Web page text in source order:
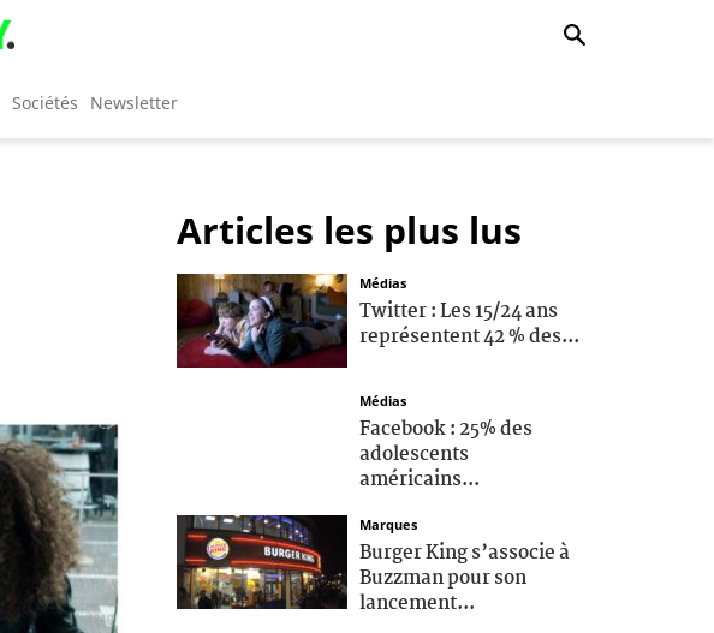
Sociétés Newsletter
Articles les plus lus
Médias
Twitter : Les 15/24 ans
représentent 42 % des...
Médias
Facebook : 25% des
adolescents
américains...
Marques
Burger King s’associe à
Buzzman pour son
lancement...